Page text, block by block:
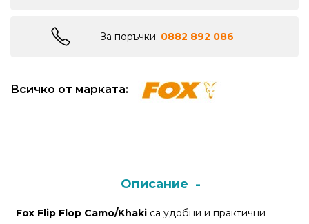
Лодки
примамки
Плувки
За поръчки: 0882 892 086
Всичко от марката:
Описание
Fox Flip Flop Camo/Khaki са удобни и практични